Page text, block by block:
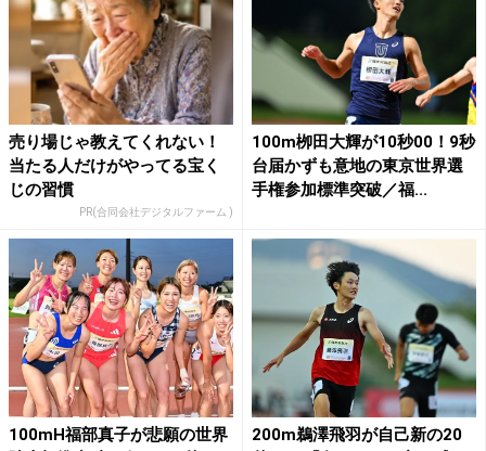
売り場じゃ教えてくれない！
当たる人だけがやってる宝く
じの習慣
PR(合同会社デジタルファーム )
100m栁田大輝が10秒00！9秒
台届かずも意地の東京世界選
手権参加標準突破／福...
100mH福部真子が悲願の世界
200m鵜澤飛羽が自己新の20